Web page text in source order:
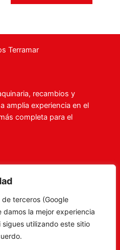
terceros (Google
la mejor experiencia
utilizando este sitio
recambios y
amplia experiencia en el
completa para el